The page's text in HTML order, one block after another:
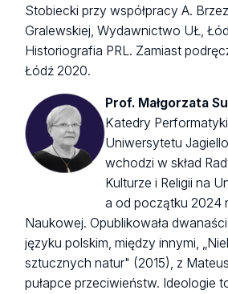
Stobiecki przy współpracy A.
Gralewskiej, Wydawnictwo UŁ,
Historiografia PRL. Zamiast
Łódź 2020.
Prof. Małgorzata
Katedry
Uniwersytetu
wchodzi w skład
Kulturze i Religii na
a od początku 2024
Naukowej. Opublikowała
języku polskim, między innymi,
sztucznych natur" (2015), z
pułapce przeciwieństw. Ideologie